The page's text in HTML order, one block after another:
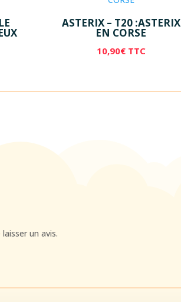
ASTERIX – T20 :ASTERIX
EN CORSE
10,90€ TTC
un avis.